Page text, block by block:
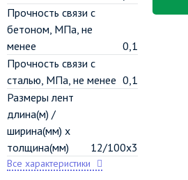
Прочность связи с
бетоном, МПа, не
менее
0,1
Прочность связи с
сталью, МПа, не менее 0,1
Размеры лент
длина(м) /
ширина(мм) х
толщина(мм)
12/100х3
Все характеристики